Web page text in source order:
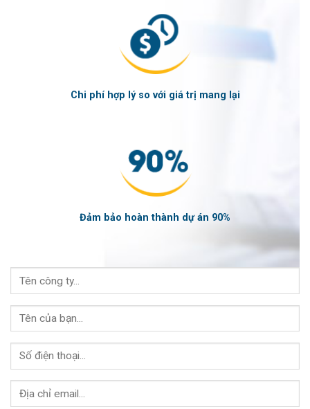
Chi phí hợp lý so với giá trị mang lại
Đảm bảo hoàn thành dự án 90%